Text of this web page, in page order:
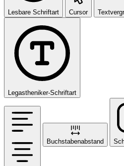
Lesbare Schriftart Cursor
Legastheniker-Schriftart
Buchstabenabstand